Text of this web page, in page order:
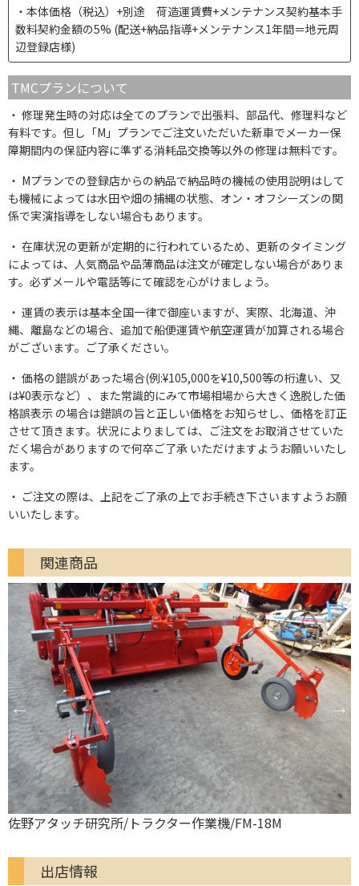
本体価格（税込）+別途 荷造運賃費+メンテナンス契約基本手
数料契約金額の5% (配送+納品指導+メンテナンス1年間＝地元周
辺登録店様)
TMCプランについて
修理発生時の対応は全てのプランで出張料、部品代、修理料など
有料です。但し「M」プランでご注文いただいた新車でメーカー保
障期間内の保証内容に準ずる消耗品交換等以外の修理は無料です。
Mプランでの登録店からの納品で納品時の機械の使用説明はして
も機械によっては水田や畑の捕縄の状態、オン・オフシーズンの関
係で実演指導をしない場合もあります。
在庫状況の更新が定期的に行われているため、更新のタイミング
によっては、人気商品や品薄商品は注文が確定しない場合がありま
す。必ずメールや電話等にて確認を心がけましょう。
運賃の表示は基本全国一律で御座いますが、実際、北海道、沖
縄、離島などの場合、追加で船便運賃や航空運賃が加算される場合
がございます。ご了承ください。
価格の錯誤があった場合(例:¥105,000を¥10,500等の桁違い、又
は¥0表示など）、また常識的にみて市場相場から大きく逸脱した価
格誤表示 の場合は錯誤の旨と正しい価格をお知らせし、価格を訂正
させて頂きます。状況によりましては、ご注文をお取消させていた
だく場合がありますので何卒ご了承 いただけますようお願いいたし
ます。
ご注文の際は、上記をご了承の上でお手続き下さいますようお願
いいたします。
関連商品
佐野アタッチ研究所/トラクター作業機/FM-18M
出店情報